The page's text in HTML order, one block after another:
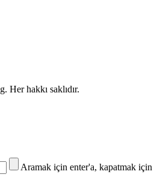
Her hakkı saklıdır.
Aramak için enter'a, kapatmak için